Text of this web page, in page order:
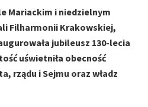
Mariackim i niedzielnym
Filharmonii Krakowskiej,
jubileusz 130-lecia
uświetniła obecność
rządu i Sejmu oraz władz